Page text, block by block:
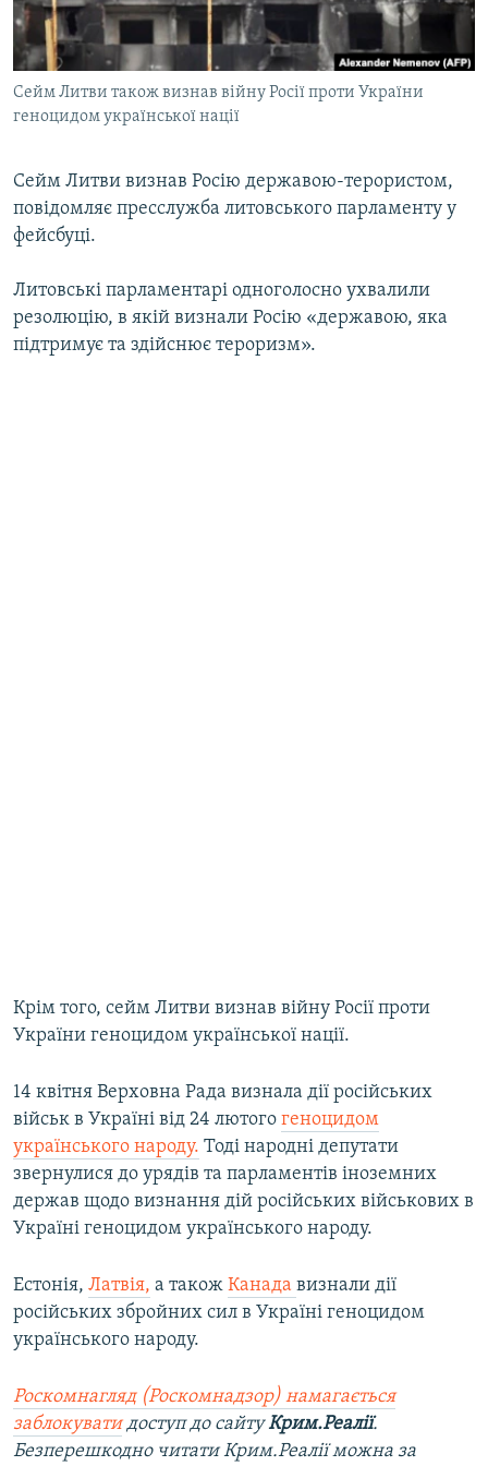
ВІДЕОУРОКИ «ELIFBE»
СВІДЧЕННЯ ОКУПАЦІЇ
УКРАЇНСЬКА ПРОБЛЕМА КРИМУ
Русский
Qırımtatar
Усі сайти RFE/RL
Cейм Литви також визнав війну Росії проти України
геноцидом української нації
Сейм Литви визнав Росію державою-терористом,
повідомляє пресслужба литовського парламенту у
фейсбуці.
Литовські парламентарі одноголосно ухвалили
резолюцію, в якій визнали Росію «державою, яка
підтримує та здійснює тероризм».
Крім того, сейм Литви визнав війну Росії проти
України геноцидом української нації.
14 квітня Верховна Рада визнала дії російських
військ в Україні від 24 лютого геноцидом
українського народу. Тоді народні депутати
звернулися до урядів та парламентів іноземних
держав щодо визнання дій російських військових в
Україні геноцидом українського народу.
Естонія, Латвія, а також Канада визнали дії
російських збройних сил в Україні геноцидом
українського народу.
Роскомнагляд (Роскомнадзор) намагається
заблокуватидоступ до сайтуКрим.Реалії.
Безперешкодно читати Крим.Реалії можна за